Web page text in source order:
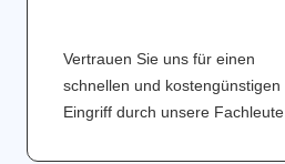
Vertrauen Sie uns für einen
schnellen und kostengünstigen
Eingriff durch unsere Fachleute